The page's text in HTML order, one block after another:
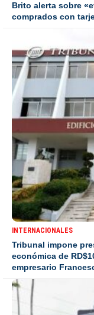
Brito alerta sobre
comprados con
INTERNACIONALES
Tribunal impone
económica de
empresario